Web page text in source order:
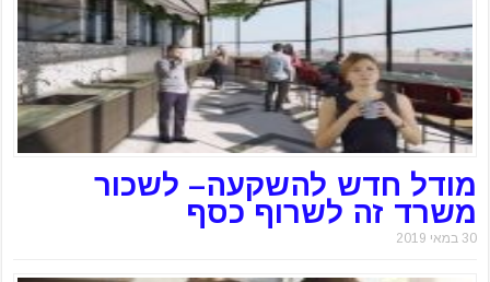
מודל חדש להשקעה– לשכור
משרד זה לשרוף כסף
30 במאי 2019